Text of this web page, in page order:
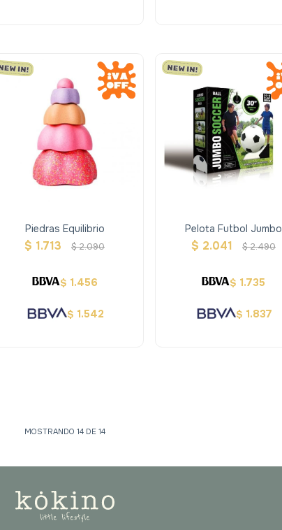
Piedras Equilibrio
$ 1.713 $2.090
$ 1.456
$ 1.542
Pelota Futbol Jumbo
$ 2.041 $2.490
$ 1.735
$ 1.837
MOSTRANDO 14 DE 14